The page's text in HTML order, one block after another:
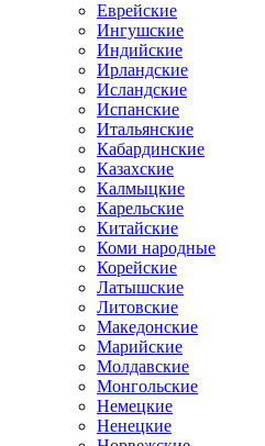
Еврейские
Ингушские
Индийские
Ирландские
Исландские
Испанские
Итальянские
Кабардинские
Казахские
Калмыцкие
Карельские
Китайские
Коми народные
Корейские
Латышские
Литовские
Македонские
Марийские
Молдавские
Монгольские
Немецкие
Ненецкие